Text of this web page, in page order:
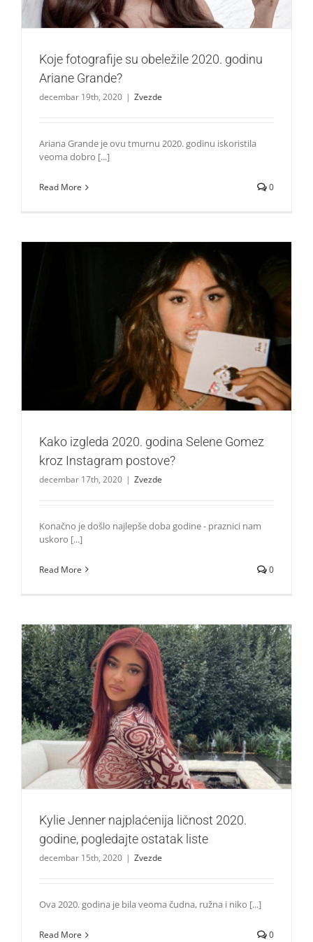
Koje fotografije su obeležile 2020. godinu
Ariane Grande?
decembar 19th, 2020 | Zvezde
Ariana Grande je ovu tmurnu 2020. godinu iskoristila
veoma dobro [...]
Read More 0
Kako izgleda 2020. godina Selene Gomez kroz Instagram
postove?
Zvezde
Kako izgleda 2020. godina Selene Gomez
kroz Instagram postove?
decembar 17th, 2020 | Zvezde
Konačno je došlo najlepše doba godine - praznici nam
uskoro [...]
Read More 0
Kylie Jenner najplaćenija ličnost 2020. godine, pogledajte
ostatak liste
Zvezde
Kylie Jenner najplaćenija ličnost 2020.
godine, pogledajte ostatak liste
decembar 15th, 2020 | Zvezde
Ova 2020. godina je bila veoma čudna, ružna i niko [...]
Read More 0